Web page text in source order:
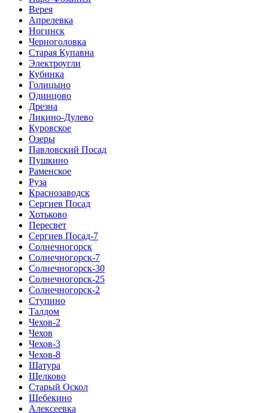
Верея
Апрелевка
Ногинск
Черноголовка
Старая Купавна
Электроугли
Кубинка
Голицыно
Одинцово
Дрезна
Ликино-Дулево
Куровское
Озеры
Павловский Посад
Пушкино
Раменское
Руза
Краснозаводск
Сергиев Посад
Хотьково
Пересвет
Сергиев Посад-7
Солнечногорск
Солнечногорск-7
Солнечногорск-30
Солнечногорск-25
Солнечногорск-2
Ступино
Талдом
Чехов-2
Чехов
Чехов-3
Чехов-8
Шатура
Щелково
Старый Оскол
Шебекино
Алексеевка